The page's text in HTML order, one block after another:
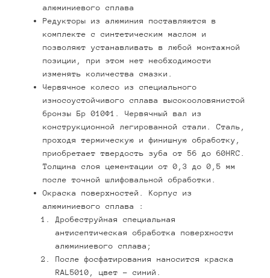
алюминиевого сплава
Редукторы из алюминия поставляются в
комплекте с синтетическим маслом и
позволяют устанавливать в любой монтажной
позиции, при этом нет необходимости
изменять количества смазки.
Червячное колесо из специального
износоустойчивого сплава высокооловянистой
бронзы Бр 010Ф1. Червячный вал из
конструкционной легированной стали. Сталь,
проходя термическую и финишную обработку,
приобретает твердость зуба от 56 до 60HRC.
Толщина слоя цементации от 0,3 до 0,5 мм
после точной шлифовальной обработки.
Окраска поверхностей. Корпус из
алюминиевого сплава :
Дробеструйная специальная
антисептическая обработка поверхности
алюминиевого сплава;
После фосфатирования наносится краска
RAL5010, цвет – синий.